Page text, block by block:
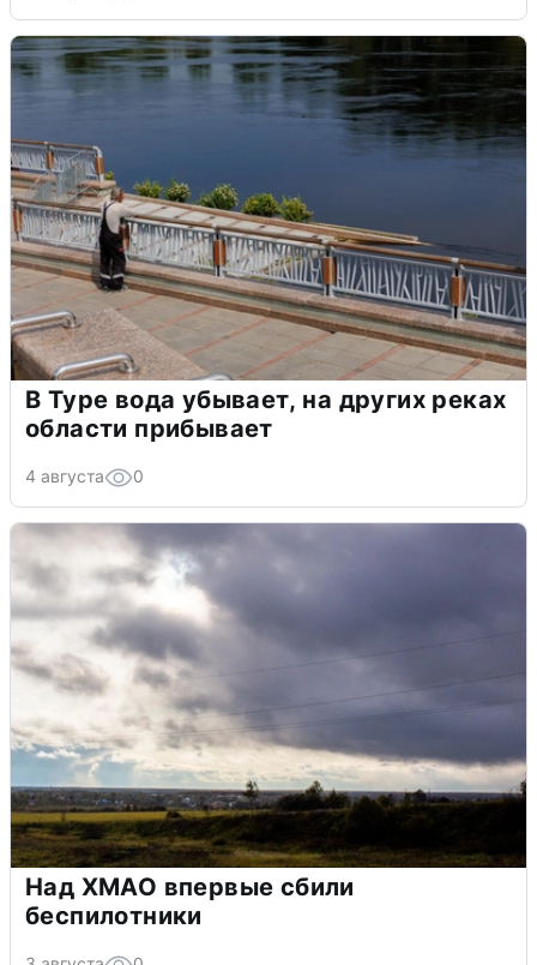
В Туре вода убывает, на других реках
области прибывает
4 августа 0
Над ХМАО впервые сбили
беспилотники